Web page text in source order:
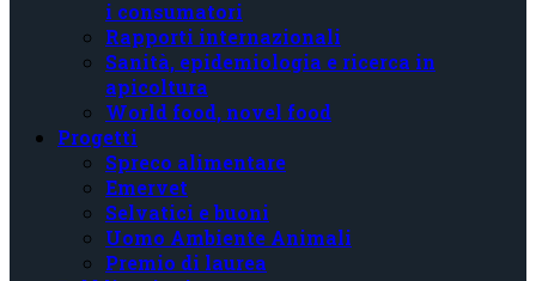
i consumatori
Rapporti internazionali
Sanità, epidemiologia e ricerca in
apicoltura
World food, novel food
Progetti
Spreco alimentare
Emervet
Selvatici e buoni
Uomo Ambiente Animali
Premio di laurea